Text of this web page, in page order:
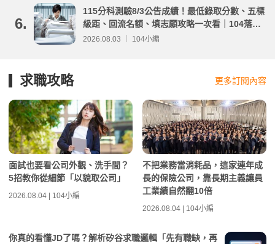
6.
115分科測驗8/3公告成績！最低錄取分數、五標
級距、回流名額、填志願攻略一次看｜104落點
分析
2026.08.03 ｜ 104小編
求職攻略 更多訂閱內容
面試也要看公司外觀、洗手間？
5招教你從細節「以貌取公司」
2026.08.04 | 104小編
不把業務當消耗品，這家連年成
長的保險公司，靠長期主義讓員
工業績自然翻10倍
2026.08.04 | 104小編
你真的看懂JD了嗎？解析矽谷求職邏輯「先有職缺，再